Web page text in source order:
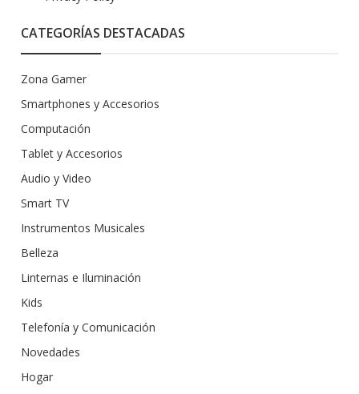
CATEGORÍAS DESTACADAS
Zona Gamer
Smartphones y Accesorios
Computación
Tablet y Accesorios
Audio y Video
Smart TV
Instrumentos Musicales
Belleza
Linternas e Iluminación
Kids
Telefonía y Comunicación
Novedades
Hogar